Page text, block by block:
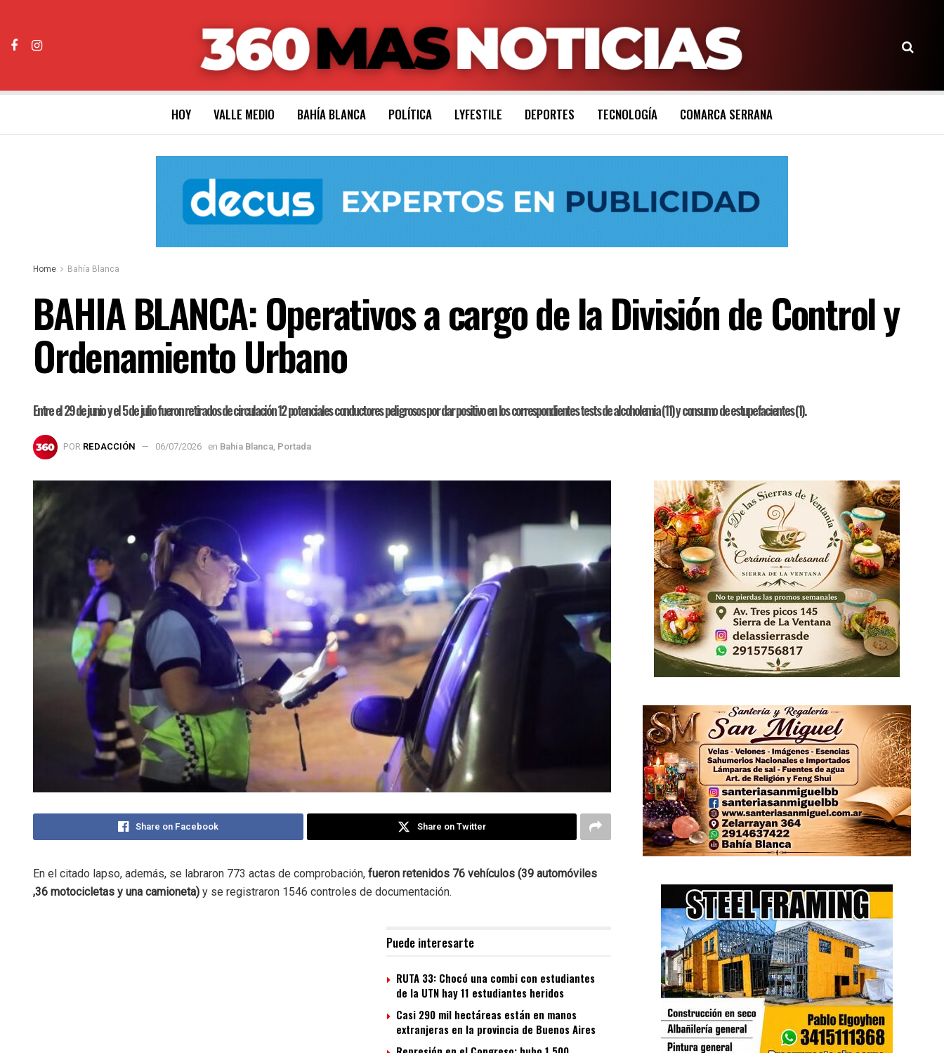
HOY VALLE MEDIO BAHÍA BLANCA POLÍTICA LYFESTILE DEPORTES TECNOLOGÍA COMARCA SERRANA
Home Bahía Blanca
BAHIA BLANCA: Operativos a cargo de la División de Control y
Ordenamiento Urbano
Entre el 29 de junio y el 5 de julio fueron retirados de circulación 12 potenciales conductores peligrosos por dar positivo en los correspondientes tests de alcoholemia (11) y consumo de estupefacientes (1).
POR REDACCIÓN 06/07/2026 en Bahía Blanca, Portada
Share on Facebook Share on Twitter
En el citado lapso, además, se labraron 773 actas de comprobación, fueron retenidos 76 vehículos (39 automóviles
,36 motocicletas y una camioneta) y se registraron 1546 controles de documentación.
Puede interesarte
RUTA 33: Chocó una combi con estudiantes
de la UTN hay 11 estudiantes heridos
Casi 290 mil hectáreas están en manos
extranjeras en la provincia de Buenos Aires